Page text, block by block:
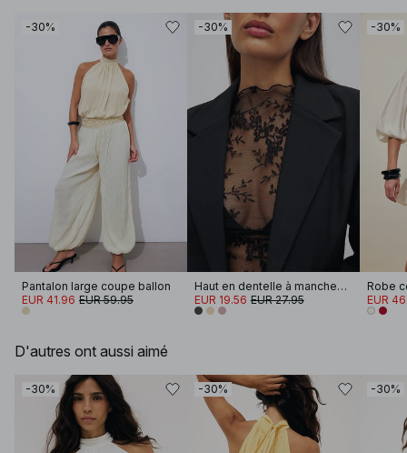
-30%
Pantalon large coupe ballon
EUR 41.96 EUR 59.95
-30%
Haut en dentelle à manches longues
EUR 19.56 EUR 27.95
-30%
EUR
D'autres ont aussi aimé
-30% -30% -30%